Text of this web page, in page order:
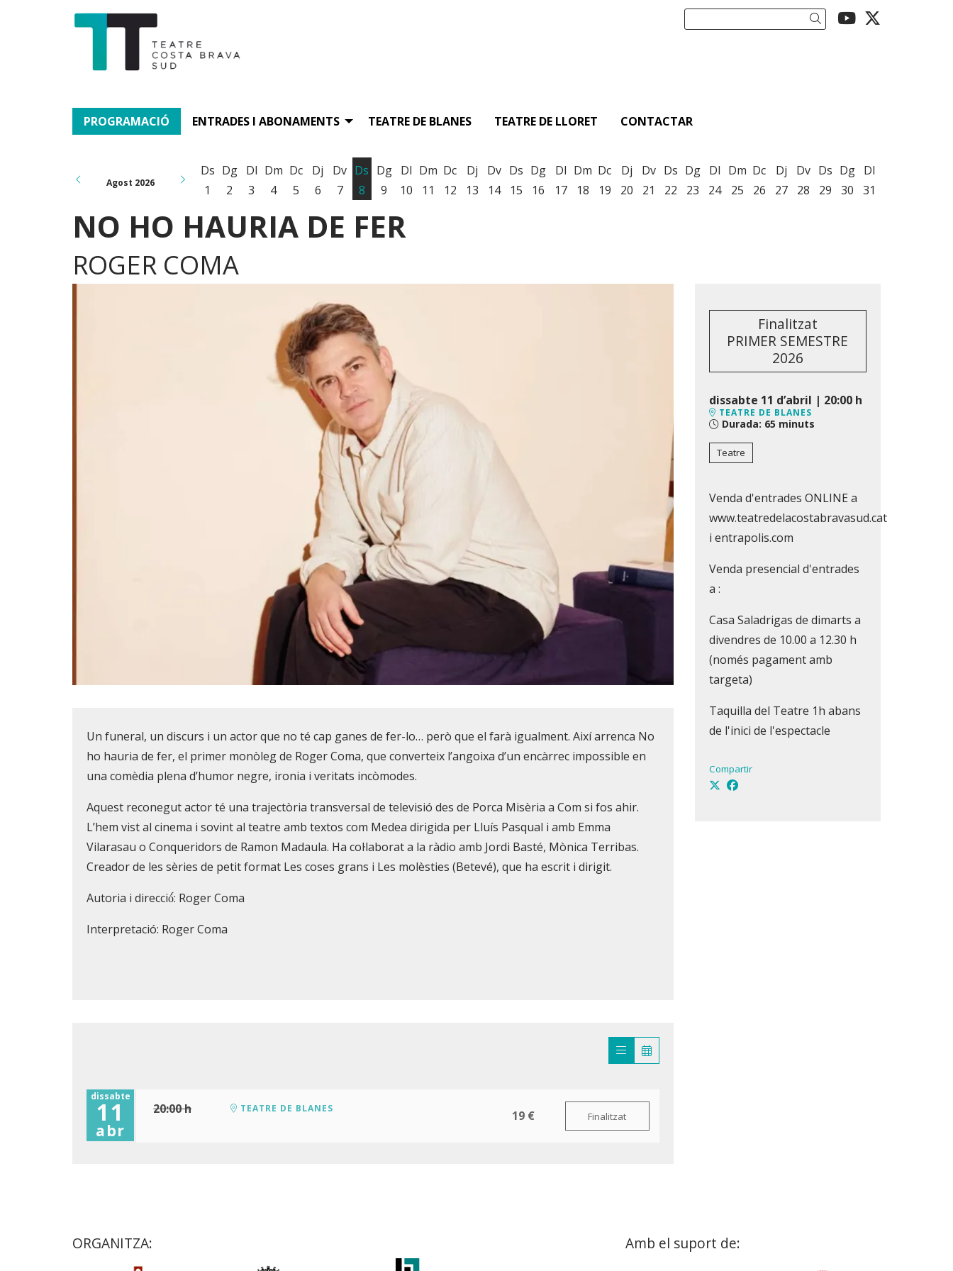
Link a
Cercar
PROGRAMACIÓ ENTRADES I ABONAMENTS TEATRE DE BLANES TEATRE DE LLORET CONTACTAR
Agost 2026
Ds
1
Dg
2
Dl
3
Dm
4
Dc
5
Dj
6
Dv
7
Ds
8
Dg
9
Dl
10
Dm
11
Dc
12
Dj
13
Dv
14
Ds
15
Dg
16
Dl
17
Dm
18
Dc
19
Dj
20
Dv
21
Ds
22
Dg
23
Dl
24
Dm
25
Dc
26
Dj
27
Dv
28
Ds
29
Dg
30
Dl
31
NO HO HAURIA DE FER
ROGER COMA
Finalitzat
PRIMER SEMESTRE
2026
dissabte 11 d’abril | 20:00 h
TEATRE DE BLANES
Durada: 65 minuts
Teatre
Venda d'entrades ONLINE a
www.teatredelacostabravasud.cat
i entrapolis.com
Venda presencial d'entrades
a :
Casa Saladrigas de dimarts a
divendres de 10.00 a 12.30 h
(només pagament amb
targeta)
Taquilla del Teatre 1h abans
de l'inici de l'espectacle
Compartir
Un funeral, un discurs i un actor que no té cap ganes de fer-lo… però que el farà igualment. Així arrenca No
ho hauria de fer, el primer monòleg de Roger Coma, que converteix l’angoixa d’un encàrrec impossible en
una comèdia plena d’humor negre, ironia i veritats incòmodes.
Aquest reconegut actor té una trajectòria transversal de televisió des de Porca Misèria a Com si fos ahir.
L’hem vist al cinema i sovint al teatre amb textos com Medea dirigida per Lluís Pasqual i amb Emma
Vilarasau o Conqueridors de Ramon Madaula. Ha col·laborat a la ràdio amb Jordi Basté, Mònica Terribas.
Creador de les sèries de petit format Les coses grans i Les molèsties (Betevé), que ha escrit i dirigit.
Autoria i direcció́: Roger Coma
Interpretació: Roger Coma
dissabte
11
abr
20:00 h TEATRE DE BLANES 19 € Finalitzat
ORGANITZA: Amb el suport de: